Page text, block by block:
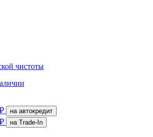
чистоты
на автокредит
на Trade-In